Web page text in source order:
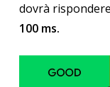
dovrà
100 ms.